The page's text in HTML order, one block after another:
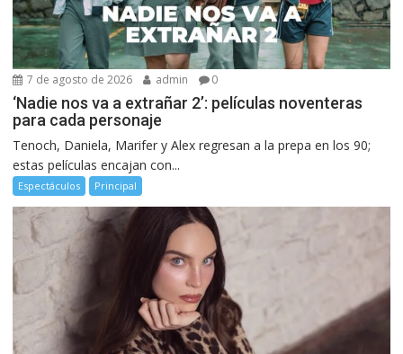
7 de agosto de 2026 admin 0
‘Nadie nos va a extrañar 2’: películas noventeras
para cada personaje
Tenoch, Daniela, Marifer y Alex regresan a la prepa en los 90;
estas películas encajan con...
Espectáculos Principal